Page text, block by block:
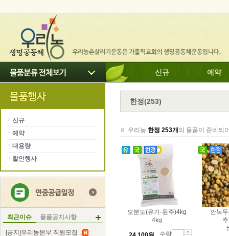
신규 예약
신규
예약
대용량
할인행사
최근이슈 물품공지사항
[공지]우리농본부 직원모집 ..
한정(253)
우리농 한정 253개 의 물품이 준비되
오분도(유기-원주)4kg
4kg
수량
깐녹